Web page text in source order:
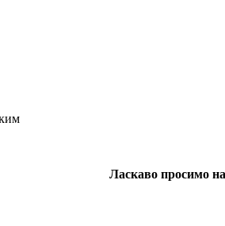
Ласкаво просимо